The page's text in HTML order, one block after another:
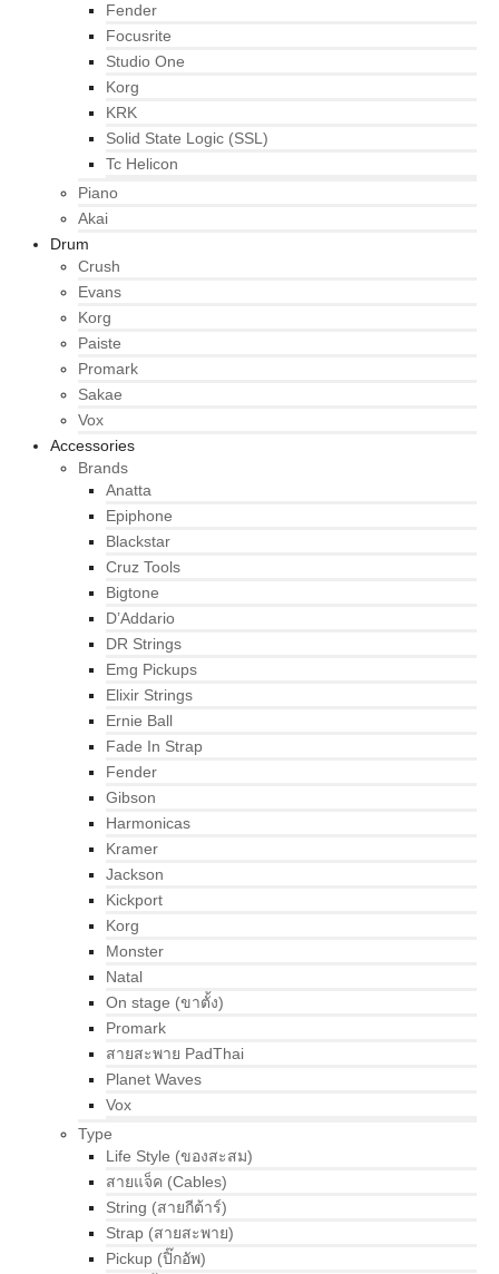
Fender
Focusrite
Studio One
Korg
KRK
Solid State Logic (SSL)
Tc Helicon
Piano
Akai
Drum
Crush
Evans
Korg
Paiste
Promark
Sakae
Vox
Accessories
Brands
Anatta
Epiphone
Blackstar
Cruz Tools
Bigtone
D’Addario
DR Strings
Emg Pickups
Elixir Strings
Ernie Ball
Fade In Strap
Fender
Gibson
Harmonicas
Kramer
Jackson
Kickport
Korg
Monster
Natal
On stage (ขาตั้ง)
Promark
สายสะพาย PadThai
Planet Waves
Vox
Type
Life Style (ของสะสม)
สายแจ็ค (Cables)
String (สายกีต้าร์)
Strap (สายสะพาย)
Pickup (ปิ๊กอัพ)